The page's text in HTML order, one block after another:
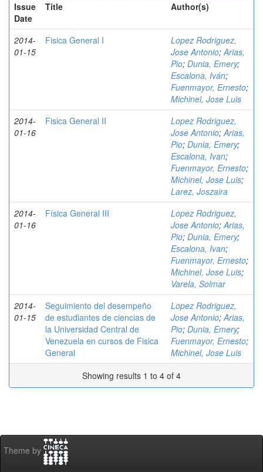
Issue
Date
Title Author(s)
2014-
01-15
Fisica General I
Lopez Rodriguez,
Jose Antonio;Arias,
Pio; Dunia, Emery;
Escalona, Iván;
Fuenmayor, Ernesto;
Michinel, Jose Luis
2014-
01-16
Fisica General II
Lopez Rodriguez,
Jose Antonio;Arias,
Pio; Dunia, Emery;
Escalona, Ivan;
Fuenmayor, Ernesto;
Michinel, Jose Luis;
Larez, Joszaira
2014-
01-16
Física General III
Lopez Rodriguez,
Jose Antonio;Arias,
Pio; Dunia, Emery;
Escalona, Ivan;
Fuenmayor, Ernesto;
Michinel, Jose Luis;
Varela, Solmar
2014-
01-15
Seguimiento del desempeño
de estudiantes de ciencias de
la Universidad Central de
Venezuela en cursos de Fisica
General
Lopez Rodriguez,
Jose Antonio;Arias,
Pio; Dunia, Emery;
Fuenmayor, Ernesto;
Michinel, Jose Luis
Showing results 1 to 4 of 4
Theme by